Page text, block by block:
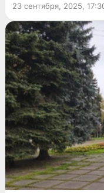
23 сентября, 2025,